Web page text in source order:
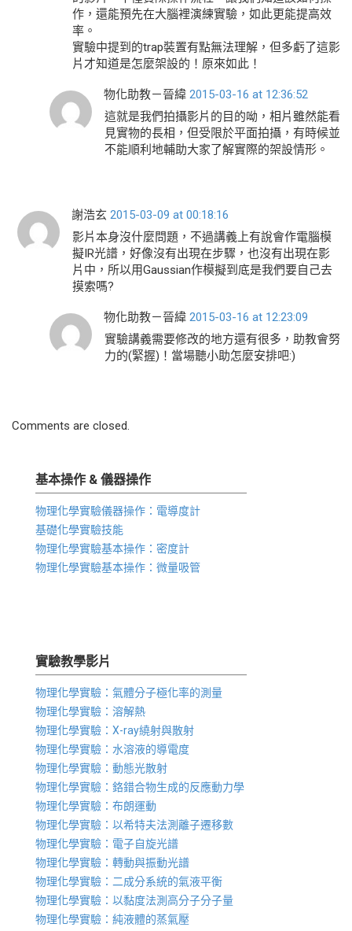
作，還能預先在大腦裡演練實驗，如此更能提高效
率。
實驗中提到的trap裝置有點無法理解，但多虧了這影
片才知道是怎麼架設的！原來如此！
物化助教－晉緯 2015-03-16 at 12:36:52
這就是我們拍攝影片的目的呦，相片雖然能看
見實物的長相，但受限於平面拍攝，有時候並
不能順利地輔助大家了解實際的架設情形。
謝浩玄 2015-03-09 at 00:18:16
影片本身沒什麼問題，不過講義上有說會作電腦模
擬IR光譜，好像沒有出現在步驟，也沒有出現在影
片中，所以用Gaussian作模擬到底是我們要自己去
摸索嗎?
物化助教－晉緯 2015-03-16 at 12:23:09
實驗講義需要修改的地方還有很多，助教會努
力的(緊握)！當場聽小助怎麼安排吧:)
Comments are closed.
基本操作 & 儀器操作
物理化學實驗儀器操作：電導度計
基礎化學實驗技能
物理化學實驗基本操作：密度計
物理化學實驗基本操作：微量吸管
實驗教學影片
物理化學實驗：氣體分子極化率的測量
物理化學實驗：溶解熱
物理化學實驗：X-ray繞射與散射
物理化學實驗：水溶液的導電度
物理化學實驗：動態光散射
物理化學實驗：鉻錯合物生成的反應動力學
物理化學實驗：布朗運動
物理化學實驗：以希特夫法測離子遷移數
物理化學實驗：電子自旋光譜
物理化學實驗：轉動與振動光譜
物理化學實驗：二成分系統的氣液平衡
物理化學實驗：以黏度法測高分子分子量
物理化學實驗：純液體的蒸氣壓